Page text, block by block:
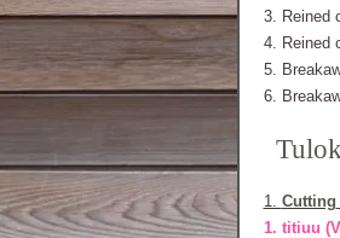
3. Reined
4. Reined
5.
6.
1. Cutting
1. titiuu